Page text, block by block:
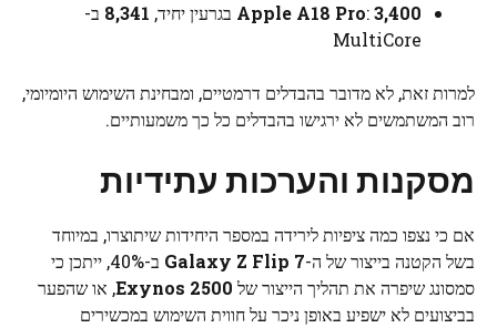
Apple A18 Pro:3,400 בגרעין יחיד, 8,341 ב-
MultiCore
למרות זאת, לא מדובר בהבדלים דרמטיים, ומבחינת השימוש היומיומי,
רוב המשתמשים לא ירגישו בהבדלים כל כך משמעותיים.
מסקנות והערכות עתידיות
אם כי נצפו כמה ציפיות לירידה במספר היחידות שיתוצרו, במיוחד
בשל הקטנה בייצור של ה-Galaxy Z Flip 7
ב-40%, ייתכן כי
סמסונג שיפרה את תהליך הייצור של Exynos 2500, או שהפער
בביצועים לא ישפיע באופן ניכר על חווית השימוש במכשירים